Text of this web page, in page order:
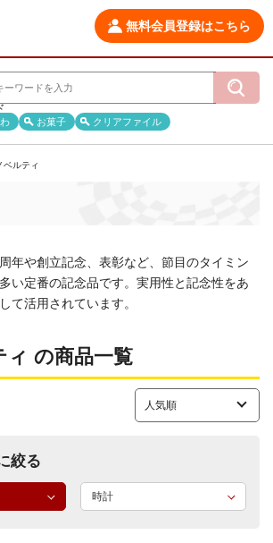
無料会員登録はこちら
お菓子 クリアファイル
ベルティ
年や創立記念、表彰など、節目のタイミン
い定番の記念品です。実用性と記念性をあ
て活用されています。
ィ の商品一覧
絞る
時計